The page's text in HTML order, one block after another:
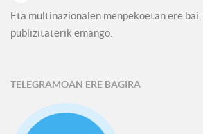
Eta multinazionalen menpekoetan ere bai,
publizitaterik emango.
TELEGRAMOAN ERE BAGIRA